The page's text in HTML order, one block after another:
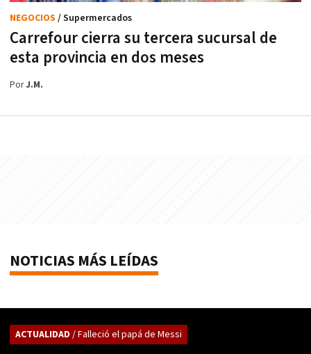
Carrefour cierra su tercera sucursal de
esta provincia en dos meses
NEGOCIOS / Supermercados
PorJ.M.
NOTICIAS MÁS LEÍDAS
ACTUALIDAD / Falleció el papá de Messi